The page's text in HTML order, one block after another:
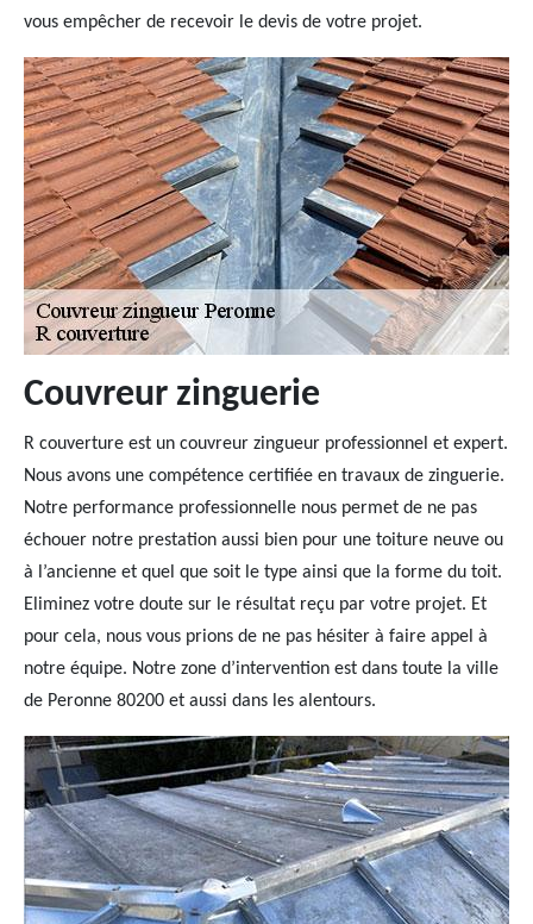
vous empêcher de recevoir le devis de votre projet.
Couvreur zinguerie
R couverture est un couvreur zingueur professionnel et expert.
Nous avons une compétence certifiée en travaux de zinguerie.
Notre performance professionnelle nous permet de ne pas
échouer notre prestation aussi bien pour une toiture neuve ou
à l’ancienne et quel que soit le type ainsi que la forme du toit.
Eliminez votre doute sur le résultat reçu par votre projet. Et
pour cela, nous vous prions de ne pas hésiter à faire appel à
notre équipe. Notre zone d’intervention est dans toute la ville
de Peronne 80200 et aussi dans les alentours.